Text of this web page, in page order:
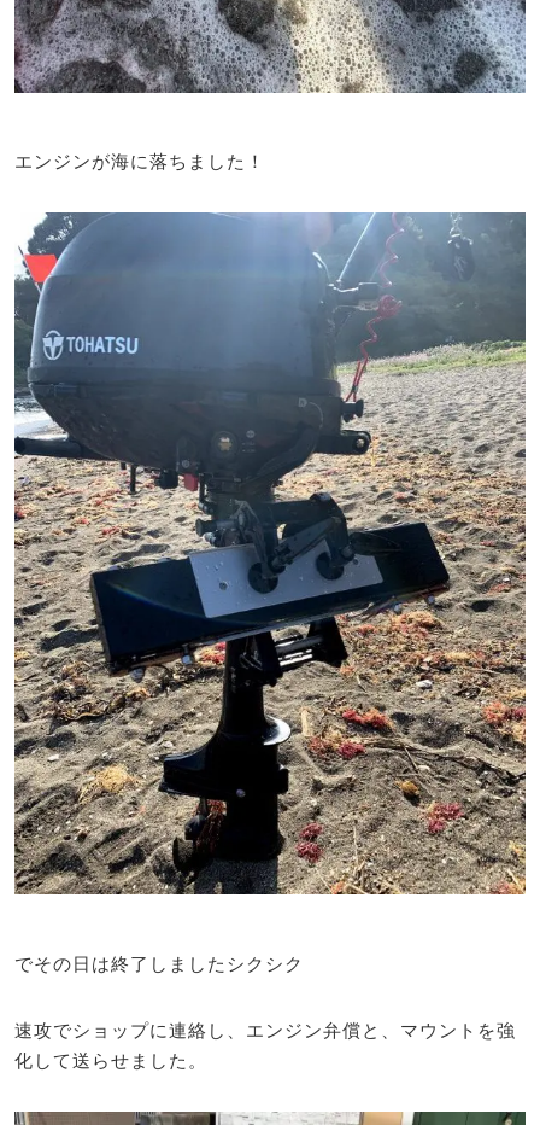
エンジンが海に落ちました！
でその日は終了しましたシクシク
速攻でショップに連絡し、エンジン弁償と、マウントを強
化して送らせました。